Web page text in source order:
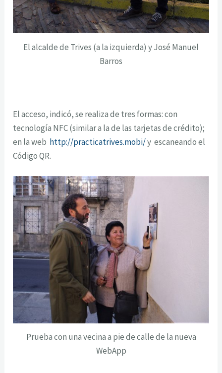
El alcalde de Trives (a la izquierda) y José Manuel
Barros
El acceso, indicó, se realiza de tres formas: con
tecnología NFC (similar a la de las tarjetas de crédito);
en la web http://practicatrives.mobi/y escaneando el
Código QR.
Prueba con una vecina a pie de calle de la nueva
WebApp